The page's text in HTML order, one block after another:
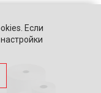
Если